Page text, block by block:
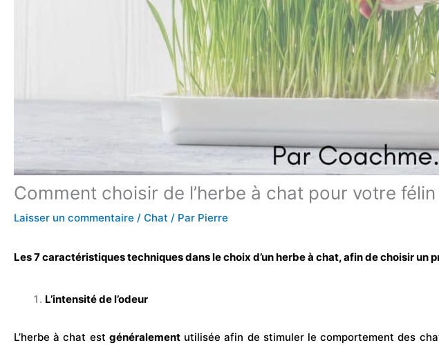
Comment choisir de l’herbe à chat pour votre félin
Laisser un commentaire / Chat / Par Pierre
Les 7 caractéristiques techniques dans le choix d’un herbe à chat, afin de choisir un
L’intensité de l’odeur
L’herbe à chat est généralementutilisée afin de stimuler le comportement des